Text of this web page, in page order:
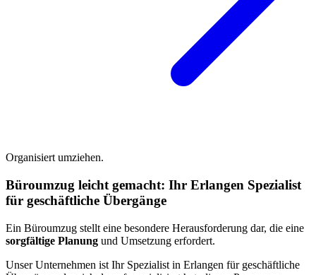
Organisiert umziehen.
Büroumzug leicht gemacht: Ihr Erlangen Spezialist
für geschäftliche Übergänge
Ein Büroumzug stellt eine besondere Herausforderung dar, die eine
sorgfältige Planung und Umsetzung erfordert.
Unser Unternehmen ist Ihr Spezialist in Erlangen für geschäftliche